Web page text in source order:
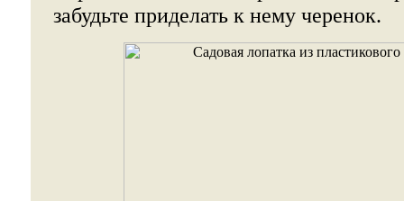
забудьте приделать к нему черенок.